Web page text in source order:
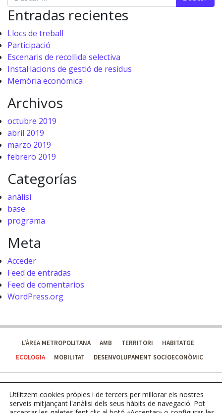
Entradas recientes
Llocs de treball
Participació
Escenaris de recollida selectiva
Instal·lacions de gestió de residus
Memòria econòmica
Archivos
octubre 2019
abril 2019
marzo 2019
febrero 2019
Categorías
anàlisi
base
programa
Meta
Acceder
Feed de entradas
Feed de comentarios
WordPress.org
L'ÀREA METROPOLITANA AMB TERRITORI
HABITATGE
ECOLOGIA
MOBILITAT DESENVOLUPAMENT SOCIOECONÒMIC
Utilitzem cookies pròpies i de tercers per millorar els nostres
serveis mitjançant l'anàlisi dels seus hàbits de navegació. Pot